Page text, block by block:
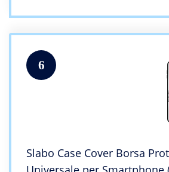
6
Slabo Case Cover Borsa